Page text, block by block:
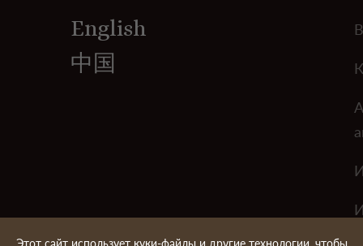
English
中国
Этот сайт использует куки-файлы и другие технологии, чтобы